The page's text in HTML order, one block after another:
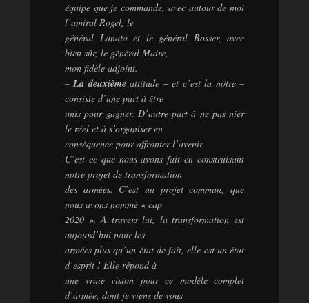
équipe que je commande, avec autour de moi
l’amiral Rogel, le
général Lanata et le général Bosser, avec
bien sûr, le général Maire,
mon fidèle adjoint.
–La deuxièmeattitude – et c’est la nôtre –
consiste d’une part à être
unis pour gagner. D’autre part à ne pas nier
le réel et à s’organiser en
conséquence pour affronter l’avenir.
C’est ce que nous avons fait en construisant
notre projet de transformation
des armées. C’est un projet commun, que
nous avons nommé « cap
2020 ». A travers lui, la transformation est
aujourd’hui pour les
armées plus qu’un état de fait, elle est un état
d’esprit ! Elle répond à
une vraie vision pour ce modèle complet
d’armée, dont je viens de vous